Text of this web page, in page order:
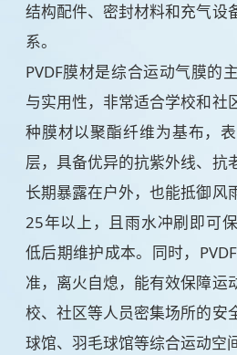
结构配件、密封材料和充气设
系。
PVDF膜材是综合运动气膜的
与实用性，非常适合学校和社
种膜材以聚酯纤维为基布，
层，具备优异的抗紫外线、抗
长期暴露在户外，也能抵御风
25年以上，且雨水冲刷即可
低后期维护成本。同时，
准，离火自熄，能有效保障运
校、社区等人员密集场所的安
球馆、羽毛球馆等综合运动空间